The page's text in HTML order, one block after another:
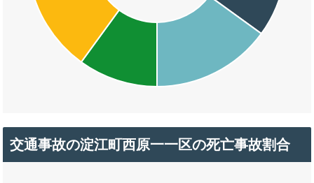
交通事故の淀江町西原一一区の死亡事故割合